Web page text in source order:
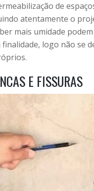
de
atentamente o
mais umidade
finalidade, logo não se
E FISSURAS